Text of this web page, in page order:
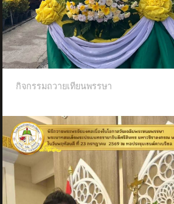
กิจกรรมถวายเทียนพรรษา